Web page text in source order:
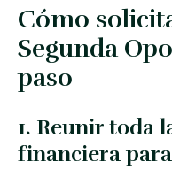
Cómo
Segunda
paso
1. Reunir toda
financiera